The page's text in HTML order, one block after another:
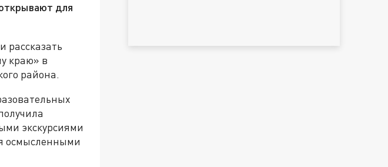
для
рассказать
краю» в
района.
экскурсиями
осмысленными